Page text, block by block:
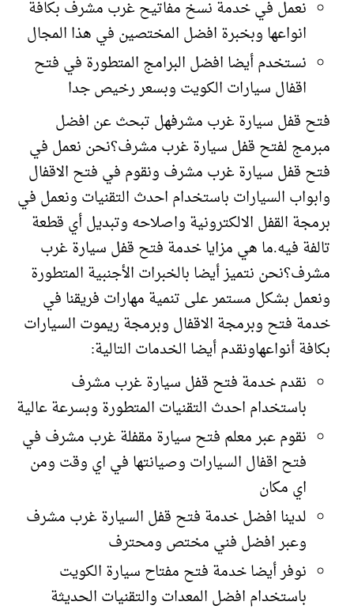
نعمل في خدمة نسخ مفاتيح غرب مشرف بكافة
انواعها وبخبرة افضل المختصين في هذا المجال
نستخدم أيضا افضل البرامج المتطورة في فتح
اقفال سيارات الكويت وبسعر رخيص جدا
فتح قفل سيارة غرب مشرفهل تبحث عن افضل
مبرمج لفتح قفل سيارة غرب مشرف؟نحن نعمل في
فتح قفل سيارة غرب مشرف ونقوم في فتح الاقفال
وابواب السيارات باستخدام احدث التقنيات ونعمل في
برمجة القفل الالكترونية واصلاحه وتبديل أي قطعة
تالفة فيه.ما هي مزايا خدمة فتح قفل سيارة غرب
مشرف؟نحن نتميز أيضا بالخبرات الأجنبية المتطورة
ونعمل بشكل مستمر على تنمية مهارات فريقنا في
خدمة فتح وبرمجة الاقفال وبرمجة ريموت السيارات
بكافة أنواعهاونقدم أيضا الخدمات التالية:
نقدم خدمة فتح قفل سيارة غرب مشرف
باستخدام احدث التقنيات المتطورة وبسرعة عالية
نقوم عبر معلم فتح سيارة مقفلة غرب مشرف في
فتح اقفال السيارات وصيانتها في اي وقت ومن
اي مكان
لدينا افضل خدمة فتح قفل السيارة غرب مشرف
وعبر افضل فني مختص ومحترف
نوفر أيضا خدمة فتح مفتاح سيارة الكويت
باستخدام افضل المعدات والتقنيات الحديثة